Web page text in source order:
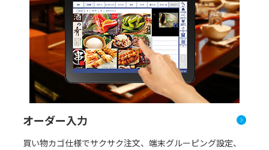
オーダー入力
買い物カゴ仕様でサクサク注文、端末グルーピング設定、